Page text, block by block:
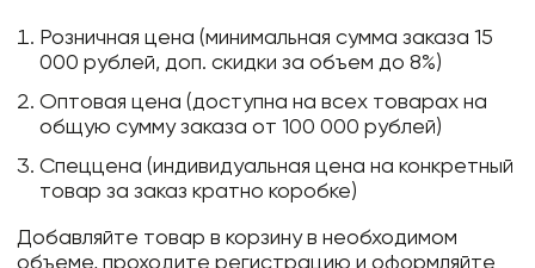
Розничная цена (минимальная сумма заказа 15
000 рублей, доп. скидки за объем до 8%)
Оптовая цена (доступна на всех товарах на
общую сумму заказа от 100 000 рублей)
Спеццена (индивидуальная цена на конкретный
товар за заказ кратно коробке)
Добавляйте товар в корзину в необходимом
объеме, проходите регистрацию и оформляйте